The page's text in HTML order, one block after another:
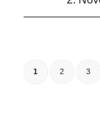
1 2 3